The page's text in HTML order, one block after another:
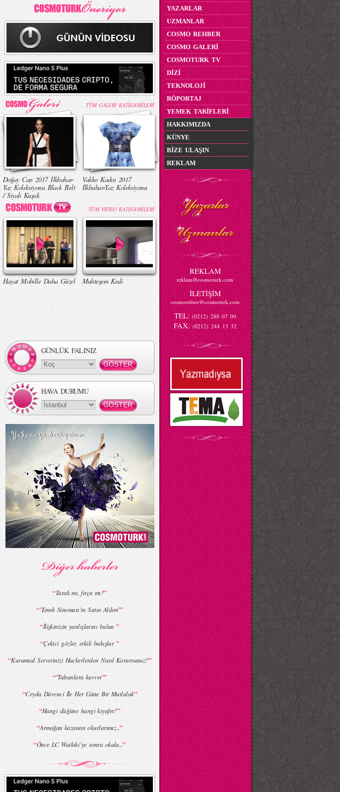
TÜM GALERİ KATEGORİLERİ
Doğay Can 2017 İlkbahar-
Yaz Koleksiyonu Black Belt
/ Siyah Kuşak
Vakko Kadın 2017
İlkbahar-Yaz Koleksiyonu
TÜM VIDEO KATEGORİLERİ
Hayat Mobille Daha Güzel Muhteşem Kedi
GÜNLÜK FALINIZ
HAVA DURUMU
“Tarak mı, fırça mı?”
“"Emek Sineması`nı Satın Aldım"”
“İlişkinizin yanlışlarını bulun”
“Çekici gözler, etkili bakışlar”
“Kurumsal Servetinizi Hackerlerden Nasıl Korursunuz?”
“"Tabanlara kuvvet"”
“Ceyda Düvenci İle Her Güne Bir Mutluluk”
“Hangi düğüne hangi kıyafet?”
“Armağan kazanan okurlarımız...”
“Önce LC Waikiki’ye sonra okula...”
YAZARLAR
UZMANLAR
COSMO REHBER
COSMO GALERİ
COSMOTURK TV
DİZİ
TEKNOLOJİ
RÖPORTAJ
YEMEK TARİFLERİ
HAKKIMIZDA
KÜNYE
BİZE ULAŞIN
REKLAM
REKLAM
reklam@cosmoturk.com
İLETİŞİM
cosmoeditor@cosmoturk.com
TEL: (0212) 280 07 00
FAX: (0212) 244 13 32